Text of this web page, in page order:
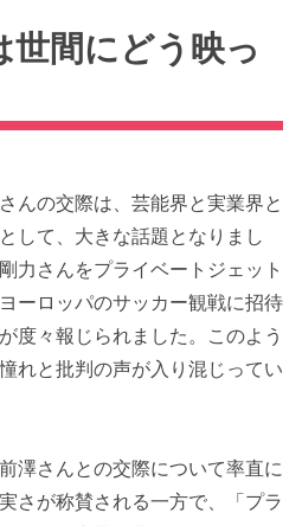
世間にどう映っ
んの交際は、芸能界と実業界と
して、大きな話題となりまし
力さんをプライベートジェット
ーロッパのサッカー観戦に招待
度々報じられました。このよう
れと批判の声が入り混じってい
澤さんとの交際について率直に
さが称賛される一方で、「プラ